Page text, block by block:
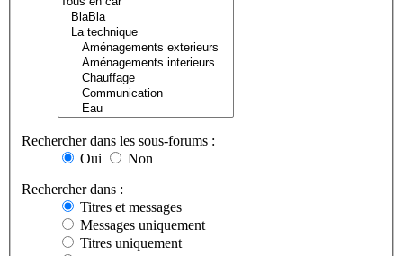
Rechercher dans les sous-forums :
Oui
Non
Rechercher dans :
Titres et messages
Messages uniquement
Titres uniquement